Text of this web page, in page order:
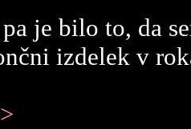
je bilo to, da
izdelek v